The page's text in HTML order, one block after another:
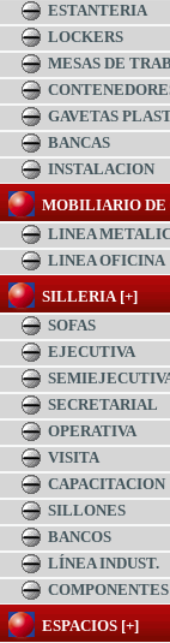
ESTANTERIA
LOCKERS
MESAS DE
GAVETAS
BANCAS
INSTALACION
MOBILIARIO DE
LINEA
LINEA OFICINA
SILLERIA [+]
SOFAS
EJECUTIVA
SECRETARIAL
OPERATIVA
VISITA
CAPACITACION
SILLONES
BANCOS
LÍNEA INDUST.
COMPONENTES
ESPACIOS [+]